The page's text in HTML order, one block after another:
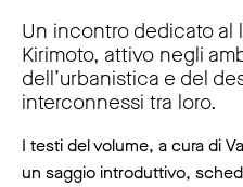
Un incontro dedicato al
Kirimoto, attivo negli
dell’urbanistica e del
interconnessi tra loro.
I testi del volume, a cura di
un saggio introduttivo,